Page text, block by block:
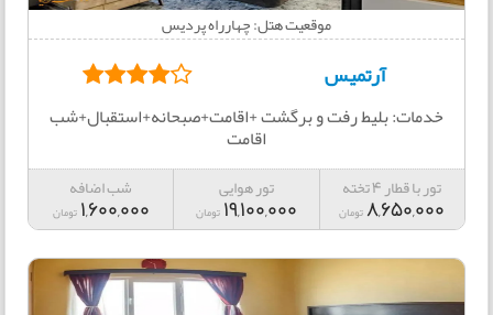
موقعیت هتل: چهارراه پرديس
آرتمیس
خدمات: بلیط رفت و برگشت +اقامت+صبحانه+استقبال+شب
اقامت
تور با قطار 4 تخته
8,650,000 تومان
تور هوایی
19,100,000تومان
شب اضافه
1,600,000 تومان